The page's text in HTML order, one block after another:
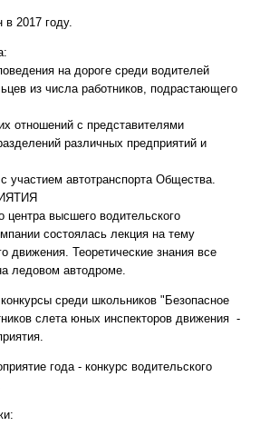
2017 году.
на дороге среди водителей
из числа работников, подрастающего
отношений с представителями
различных предприятий и
участием автотранспорта Общества.
центра высшего водительского
состоялась лекция на тему
движения. Теоретические знания все
ледовом автодроме.
среди школьников "Безопасное
слета юных инспекторов движения -
года - конкурс водительского